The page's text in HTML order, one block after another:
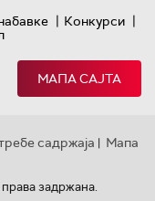
| Конкурси |
МАПА САЈТА
садржаја | Мапа
задржана.